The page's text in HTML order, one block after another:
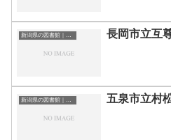
新潟県の図書館｜勉強できる場所 長岡市立互
新潟県の図書館｜勉強できる場所 五泉市立村